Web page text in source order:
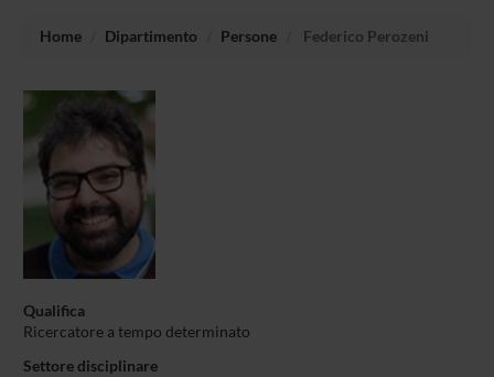
Home Dipartimento Persone Federico Perozeni
Qualifica
Ricercatore a tempo determinato
Settore disciplinare